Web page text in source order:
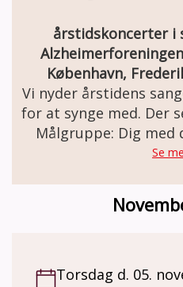
årstidskoncerter i
København,
Vi nyder årstidens
for at synge med. Der
Målgruppe: Dig med
Se
Torsdag d. 05.